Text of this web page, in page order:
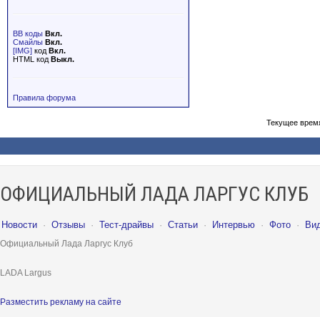
BB коды Вкл.
Смайлы Вкл.
[IMG] код Вкл.
HTML код Выкл.
Правила форума
Текущее
ОФИЦИАЛЬНЫЙ ЛАДА ЛАРГУС КЛУБ
Новости · Отзывы · Тест-драйвы · Статьи · Интервью · Фото ·
Официальный Лада Ларгус Клуб
LADA Largus
Разместить рекламу на сайте